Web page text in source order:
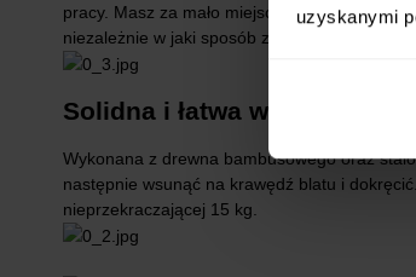
uzyskanymi
pracy. Masz za mało miejsca na biurku?
niezależnie w jaki sposób zdecydujesz się ją
Solidna i łatwa w instalacji
Wykonana z drewna bambusowego oraz
następnie wsunąć na krawędź blatu i
nieprzekraczającej 15 kg.